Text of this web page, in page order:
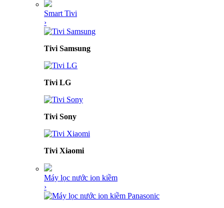
Smart Tivi
›
Tivi Samsung
Tivi LG
Tivi Sony
Tivi Xiaomi
Máy lọc nước ion kiềm
›